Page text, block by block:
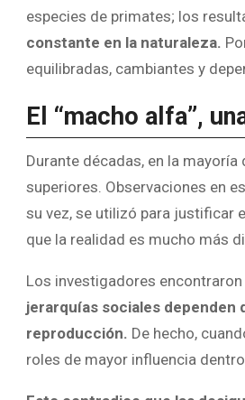
especies de primates; los
constante en la naturaleza.
equilibradas, cambiantes y
El “macho alfa”,
Durante décadas, en la
superiores. Observaciones en
su vez, se utilizó para justificar
que la realidad es mucho más
Los investigadores encontraron
jerarquías sociales dependen
reproducción. De hecho,
roles de mayor influencia